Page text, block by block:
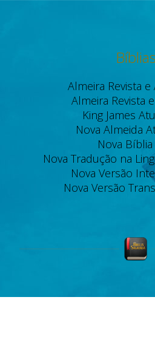
Bíblias
Almeira Revista e
Almeira Revista
King James
Nova Almeida
Nova Bíblia
Nova Tradução na
Nova Versão
Nova Versão